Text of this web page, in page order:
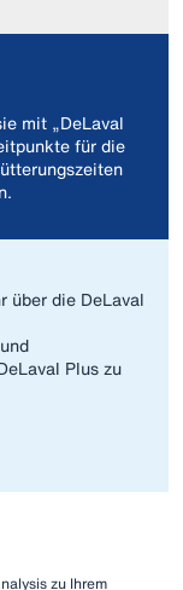
mit „DeLaval
für die
über die DeLaval
Plus zu
zu Ihrem